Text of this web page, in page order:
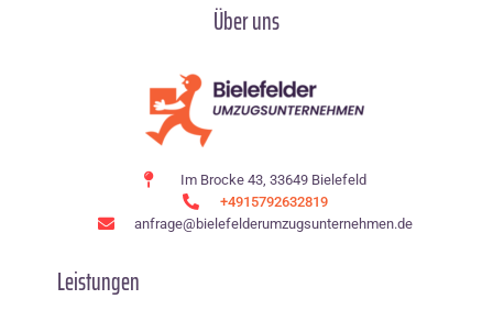
Über uns
Im Brocke 43, 33649 Bielefeld
+4915792632819
anfrage@bielefelderumzugsunternehmen.de
Leistungen